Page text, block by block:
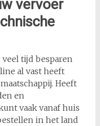
vervoer
tijd besparen
al vast heeft
Heeft
en
vaak vanaf huis
in het land